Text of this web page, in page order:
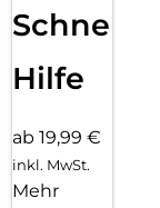
Schnelle
Hilfe
ab 19,99 €
inkl. MwSt.
Mehr